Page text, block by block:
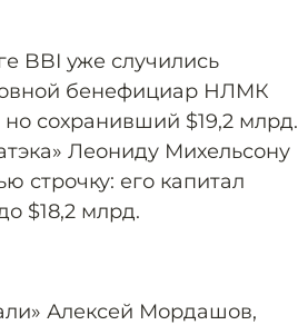
BBI уже случились
бенефициар НЛМК
сохранивший $19,2 млрд.
Леониду Михельсону
строчку: его капитал
$18,2 млрд.
Алексей Мордашов,